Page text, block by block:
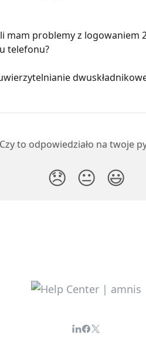
mam problemy z logowaniem
telefonu?
Czy to odpowiedziało na twoje
😞 😐 😃